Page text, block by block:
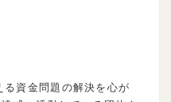
資金問題の解決を心が